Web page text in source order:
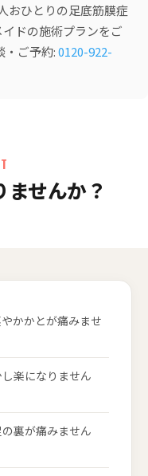
おひとりの足底筋膜症
ドの施術プランをご
・ご予約:0120-922-
せんか？
かかとが痛みませ
楽になりません
裏が痛みません